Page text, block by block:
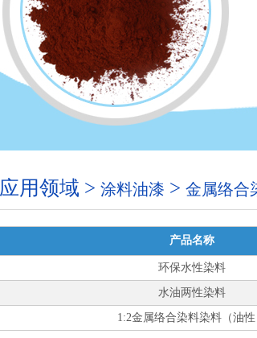
应用领域 > 涂料油漆 > 金属络合
产品名称
环保水性染料
水油两性染料
1:2金属络合染料染料（油性